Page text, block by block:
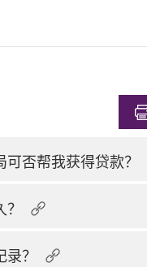
否帮我获得贷款？
？